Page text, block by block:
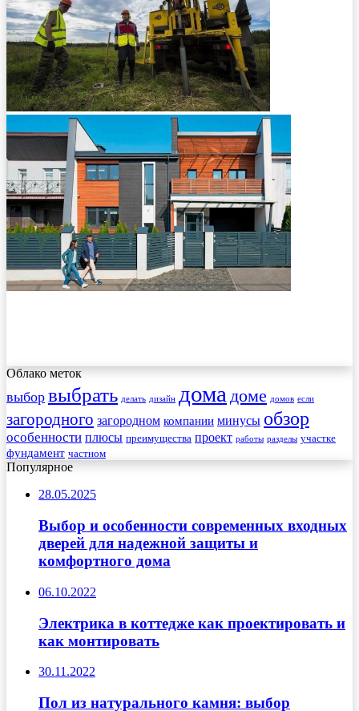
Облако меток
выбор выбрать делать дизайн дома доме домов если
загородного загородном компании минусы обзор
особенности плюсы преимущества проект работы разделы участке
фундамент частном
Популярное
28.05.2025
Выбор и особенности современных входных
дверей для надежной защиты и
комфортного дома
06.10.2022
Электрика в коттедже как проектировать и
как монтировать
30.11.2022
Пол из натурального камня: выбор